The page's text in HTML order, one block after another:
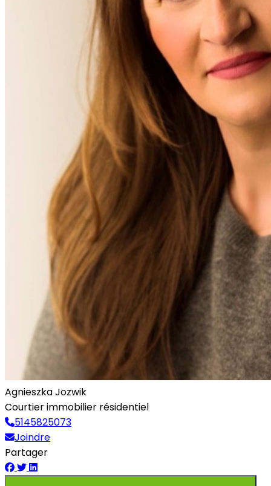
Agnieszka Jozwik
Courtier immobilier résidentiel
5145825073
Joindre
Partager